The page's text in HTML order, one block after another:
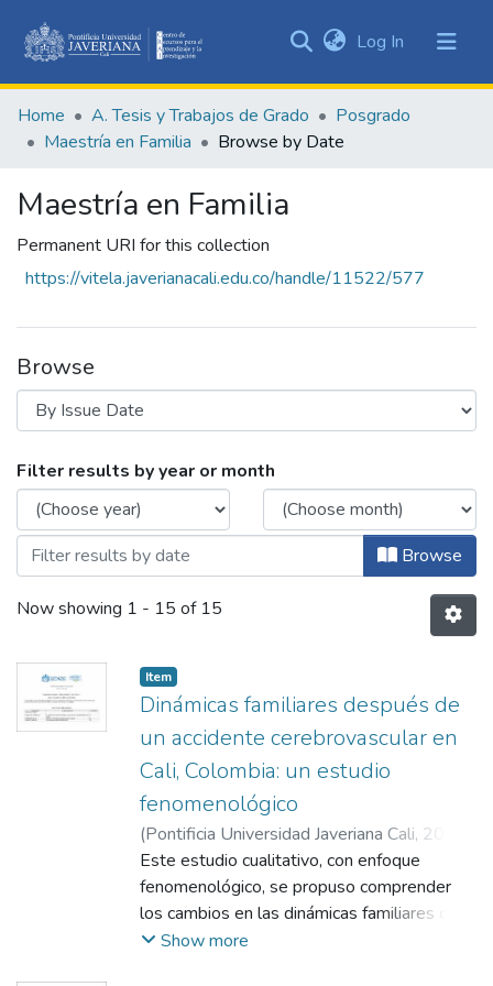
&
Collections
Log In (current)
Home A. Tesis y Trabajos de Grado
Posgrado
Maestría en Familia
Browse by Date
Maestría en Familia
Permanent URI for this collection
https://vitela.javerianacali.edu.co/handle/11522/577
Browse
Browsing Maestría en Familia by Issue
Filter results by year or month
Browse
Now showing 1 - 15 of 15
Item
Dinámicas familiares después de
un accidente cerebrovascular en
Cali, Colombia: un estudio
fenomenológico
(Pontificia Universidad Javeriana Cali, 2019
Aristizábal Dorronsoro, Cristina;Torres
Otálvaro, Doris Omaira;Acevedo Velasco,
Victoria Eugenia
Este estudio cualitativo, con enfoque
fenomenológico, se propuso comprender
los cambios en las dinámicas familiares de
cuatro familias de Cali, Colombia cuando uno
Show more